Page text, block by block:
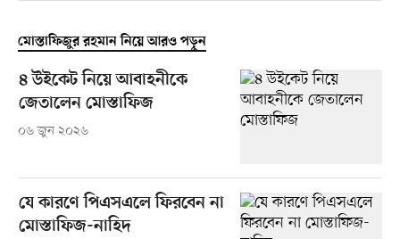
মোস্তাফিজুর রহমান নিয়ে আরও পড়ুন
৪ উইকেট নিয়ে আবাহনীকে
জেতালেন মোস্তাফিজ
০৬ জুন ২০২৬
যে কারণে পিএসএলে ফিরবেন না
মোস্তাফিজ-নাহিদ